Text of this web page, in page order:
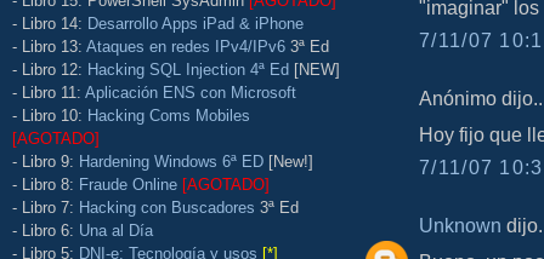
- Libro 14: Desarrollo Apps iPad & iPhone
- Libro 13: Ataques en redes IPv4/IPv6 3ª Ed
- Libro 12: Hacking SQL Injection 4ª Ed [NEW]
- Libro 11: Aplicación ENS con Microsoft
- Libro 10: Hacking Coms Mobiles
[AGOTADO]
- Libro 9: Hardening Windows 6ª ED [New!]
- Libro 8: Fraude Online [AGOTADO]
- Libro 7: Hacking con Buscadores 3ª Ed
- Libro 6: Una al Día
- Libro 5: DNI-e: Tecnología y usos [*]
"imaginar" los
7/11/07
Anónimo
Hoy fijo que
7/11/07
Unknown